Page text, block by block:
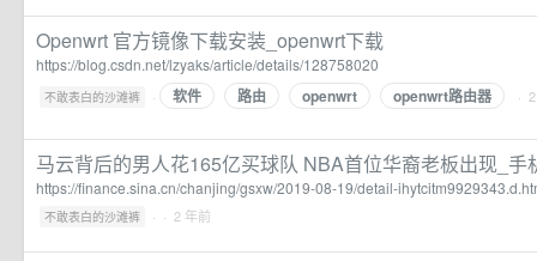
Openwrt 官方镜像下载安装_openwrt下载
https://blog.csdn.net/lzyaks/article/details/128758020
不敢表白的沙滩裤 · 软件 路由 openwrt openwrt路由器 ·
马云背后的男人花165亿买球队 NBA首位华裔老板出现_手
https://finance.sina.cn/chanjing/gsxw/2019-08-19/detail-
不敢表白的沙滩裤 · · 2 年前